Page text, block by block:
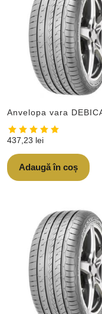
Anvelopa vara
437,23 lei
Adaugă în coș